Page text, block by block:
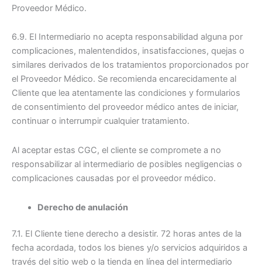
Proveedor Médico.
6.9. El Intermediario no acepta responsabilidad alguna por
complicaciones, malentendidos, insatisfacciones, quejas o
similares derivados de los tratamientos proporcionados por
el Proveedor Médico. Se recomienda encarecidamente al
Cliente que lea atentamente las condiciones y formularios
de consentimiento del proveedor médico antes de iniciar,
continuar o interrumpir cualquier tratamiento.
Al aceptar estas CGC, el cliente se compromete a no
responsabilizar al intermediario de posibles negligencias o
complicaciones causadas por el proveedor médico.
Derecho de anulación
7.1. El Cliente tiene derecho a desistir. 72 horas antes de la
fecha acordada, todos los bienes y/o servicios adquiridos a
través del sitio web o la tienda en línea del intermediario